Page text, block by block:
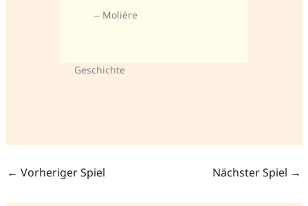
– Molière
Geschichte
← Vorheriger Spiel Nächster Spiel →